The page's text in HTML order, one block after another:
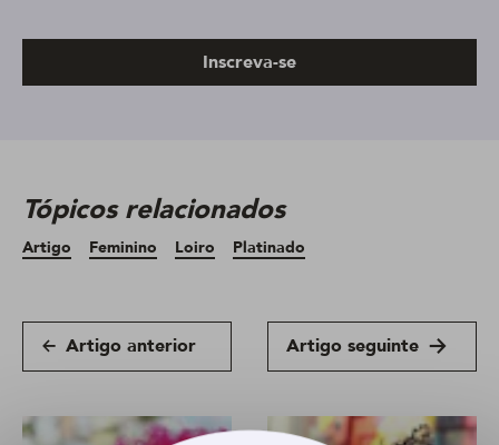
Inscreva-se
Tópicos relacionados
Artigo Feminino Loiro Platinado
Artigo anterior Artigo seguinte